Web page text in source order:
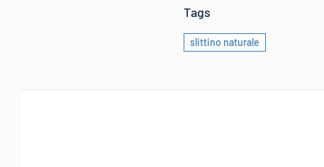
Tags
slittino naturale